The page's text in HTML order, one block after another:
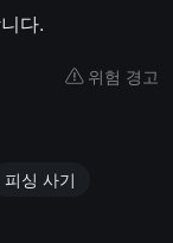
다.
위험 경고
피싱 사기